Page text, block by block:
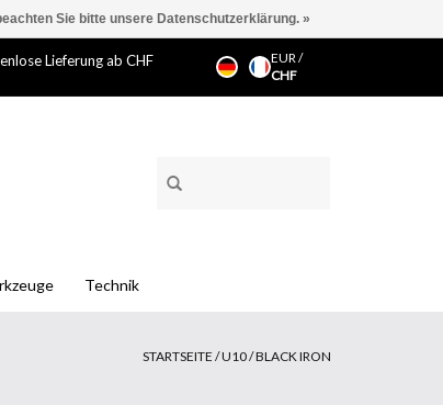
Lieferung ab CHF EUR/
CHF
Technik
STARTSEITE /U10 / BLACK IRON
Sie bitte unsere Datenschutzerklärung. »